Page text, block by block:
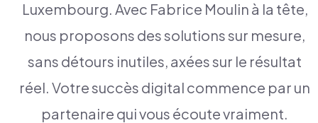
Luxembourg. Avec Fabrice Moulin à la tête,
nous proposons des solutions sur mesure,
sans détours inutiles, axées sur le résultat
réel. Votre succès digital commence par un
partenaire qui vous écoute vraiment.